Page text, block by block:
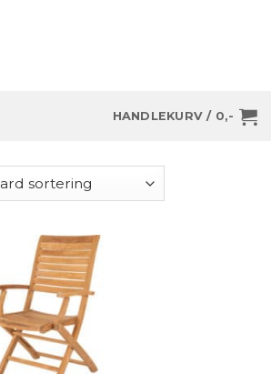
HANDLEKURV / 0,-